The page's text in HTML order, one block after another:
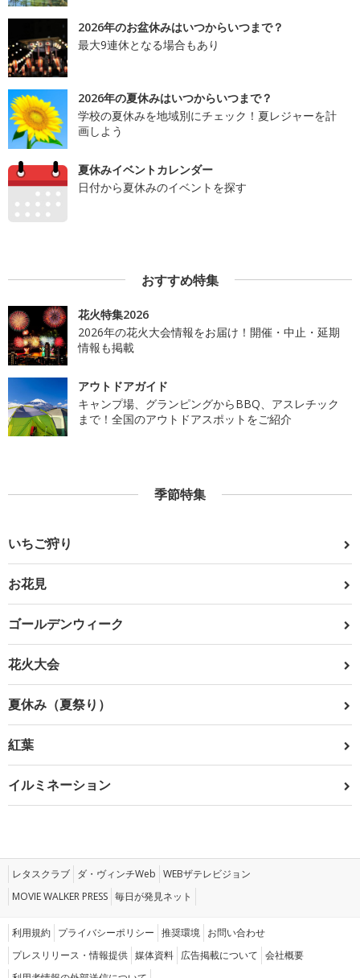
2026年のお盆休みはいつからいつまで？
最大9連休となる場合もあり
2026年の夏休みはいつからいつまで？
学校の夏休みを地域別にチェック！夏レジャーを計
画しよう
夏休みイベントカレンダー
日付から夏休みのイベントを探す
おすすめ特集
花火特集2026
2026年の花火大会情報をお届け！開催・中止・延期
情報も掲載
アウトドアガイド
キャンプ場、グランピングからBBQ、アスレチック
まで！全国のアウトドアスポットをご紹介
季節特集
いちご狩り
お花見
ゴールデンウィーク
花火大会
夏休み（夏祭り）
紅葉
イルミネーション
レタスクラブ ダ・ヴィンチWeb WEBザテレビジョン
MOVIE WALKER PRESS 毎日が発見ネット
利用規約 プライバシーポリシー 推奨環境 お問い合わせ
プレスリリース・情報提供 媒体資料 広告掲載について 会社概要